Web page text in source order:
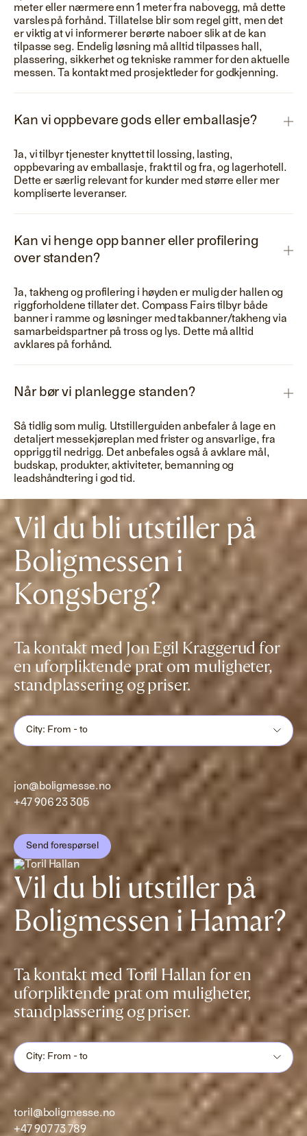
meter eller nærmere enn 1 meter fra nabovegg, må dette
varsles på forhånd. Tillatelse blir som regel gitt, men det
er viktig at vi informerer berørte naboer slik at de kan
tilpasse seg. Endelig løsning må alltid tilpasses hall,
plassering, sikkerhet og tekniske rammer for den aktuelle
messen. Ta kontakt med prosjektleder for godkjenning.
Kan vi oppbevare gods eller emballasje?
Ja, vi tilbyr tjenester knyttet til lossing, lasting,
oppbevaring av emballasje, frakt til og fra, og lagerhotell.
Dette er særlig relevant for kunder med større eller mer
kompliserte leveranser.
Kan vi henge opp banner eller profilering
over standen?
Ja, takheng og profilering i høyden er mulig der hallen og
riggforholdene tillater det. Compass Fairs tilbyr både
banner i ramme og løsninger med takbanner/takheng via
samarbeidspartner på tross og lys. Dette må alltid
avklares på forhånd.
Når bør vi planlegge standen?
Så tidlig som mulig. Utstillerguiden anbefaler å lage en
detaljert messekjøreplan med frister og ansvarlige, fra
opprigg til nedrigg. Det anbefales også å avklare mål,
budskap, produkter, aktiviteter, bemanning og
leadshåndtering i god tid.
Vil du bli utstiller på
Boligmessen i
Kongsberg?
Ta kontakt med Jon Egil Kraggerud for
en uforpliktende prat om muligheter,
standplassering og priser.
City: From - to
jon@boligmesse.no
+47 906 23 305
Send forespørsel
Vil du bli utstiller på
Boligmessen i Hamar?
Ta kontakt med Toril Hallan for en
uforpliktende prat om muligheter,
standplassering og priser.
City: From - to
toril@boligmesse.no
+47 907 73 789